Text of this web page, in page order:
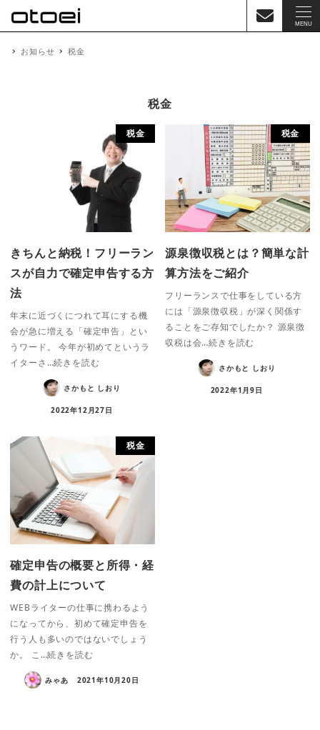
MENU
お知らせ 税金
税金
税金
きちんと納税！フリーラン
スが自力で確定申告する方
法
年末に近づくにつれて耳にする機
会が急に増える「確定申告」とい
うワード。 今年が初めてというラ
イターさ…続きを読む
さかもと しおり
2022年12月27日
税金
源泉徴収税とは？簡単な計
算方法をご紹介
フリーランスで仕事をしている方
には「源泉徴収税」が深く関係す
ることをご存知でしたか？ 源泉徴
収税は会…続きを読む
さかもと しおり
2022年1月9日
税金
確定申告の概要と所得・経
費の計上について
WEBライターの仕事に携わるよう
になってから、初めて確定申告を
行う人も多いのではないでしょう
か。 こ…続きを読む
みゃあ 2021年10月20日